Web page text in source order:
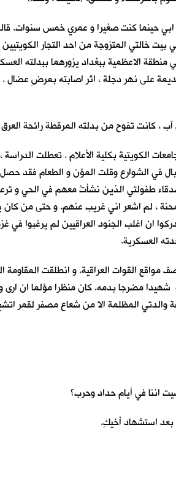
حينما كنت صغيرا و عمري خمس سنوات.
خالتي المتزوجة من احد التجار
الاعظمية ببغداد يزورهما ببدلته
على نهر دجلة ، اثر اصابته بمرضِ
، كانت تفوح من بدلته المرقطة رائحة
الكويتية بكلية الأعلام . تعطلت الدراسة
في الشوارع وقلت المؤن و الطعام فقد
طفولتي الذين نشأتُ معهم في الحي و
، لم اشعر اني غريب عنهم. و حتى من
ان اغلب الجنود العراقيين لم
العسكرية.
القوات العراقية. و انطلقت
مضرجا بدمه. كان منظرا مؤلما ان
والدتي المظلمة الا من شعاع مصفر لقمر
اننا في أيام حداد وحرب؟
بعد استشهاد أخيكِ.